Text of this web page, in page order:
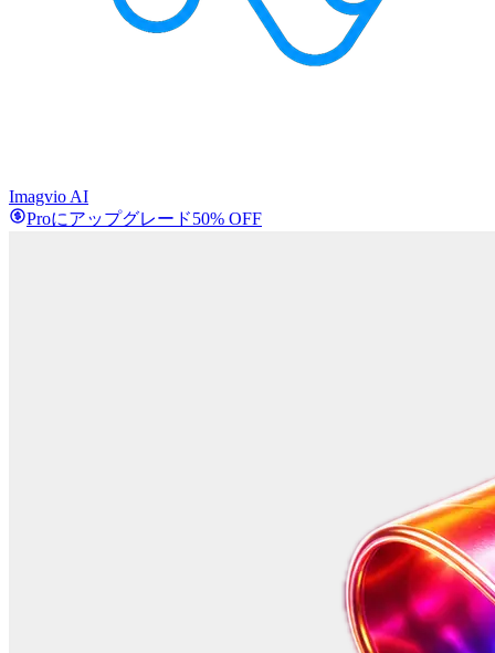
Imagvio AI
Proにアップグレード50% OFF